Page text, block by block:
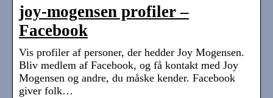
joy-mogensen profiler –
Facebook
Vis profiler af personer, der hedder Joy Mogensen.
Bliv medlem af Facebook, og få kontakt med Joy
Mogensen og andre, du måske kender. Facebook
giver folk…